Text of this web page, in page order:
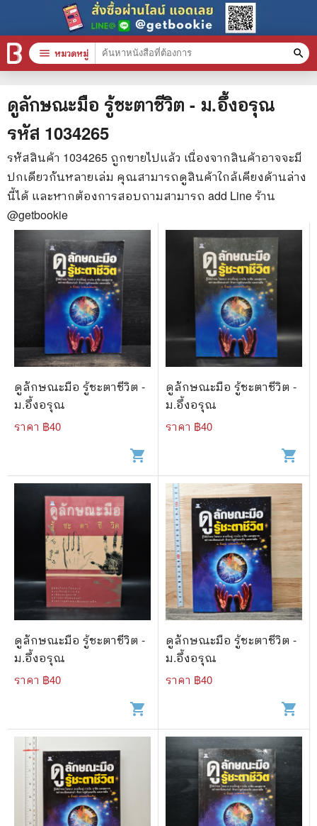
ดูลักษณะมือ รู้ชะตาชีวิต - ม.อึ้งอรุณ
รหัส 1034265
รหัสสินค้า 1034265 ถูกขายไปแล้ว เนื่องจากสินค้าอาจจะมี
ปกเดียวกันหลายเล่ม คุณสามารถดูสินค้าใกล้เคียงด้านล่าง
นี้ได้ และหากต้องการสอบถามสามารถ add Line ร้าน
@getbookie
ดูลักษณะมือ รู้ชะตาชีวิต -
ม.อึ้งอรุณ
ราคา ฿40
shopping_cart
ดูลักษณะมือ รู้ชะตาชีวิต -
ม.อึ้งอรุณ
ราคา ฿40
shopping_cart
ดูลักษณะมือ รู้ชะตาชีวิต -
ม.อึ้งอรุณ
ราคา ฿40
shopping_cart
ดูลักษณะมือ รู้ชะตาชีวิต -
ม.อึ้งอรุณ
ราคา ฿40
shopping_cart
menu หมวดหมู่ search
หมวดหมู่สินค้า
หนังสือทั้งหมด
stars สินค้าใช้เฉพาะแต้มเท่านั้น
📚 หนังสือทั่วไป
🦄 วรรณกรรม นิยาย เรื่องสั้น
🎓 การศึกษา
😼 หนังสือการ์ตูน
🐲 หนังสือเด็ก
📕 นิตยสาร
🎲 Board Game
📅 สินค้าอื่นๆ